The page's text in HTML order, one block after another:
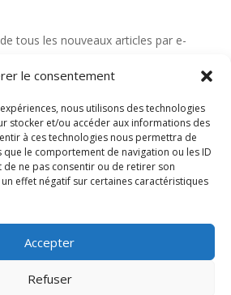
le consentement
nous utilisons des technologies
stocker et/ou accéder aux informations des
à ces technologies nous permettra de
le comportement de navigation ou les ID
de ne pas consentir ou de retirer son
effet négatif sur certaines caractéristiques
Accepter
Refuser
tous les nouveaux articles par e-
le commentaire
À propos
Politique de confidentialité
de cookies (UE)